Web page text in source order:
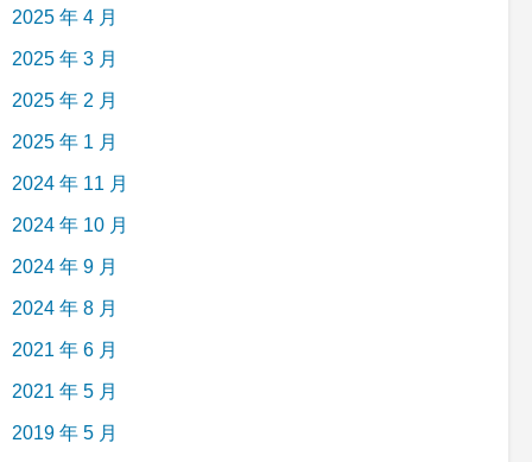
2025 年 4 月
2025 年 3 月
2025 年 2 月
2025 年 1 月
2024 年 11 月
2024 年 10 月
2024 年 9 月
2024 年 8 月
2021 年 6 月
2021 年 5 月
2019 年 5 月